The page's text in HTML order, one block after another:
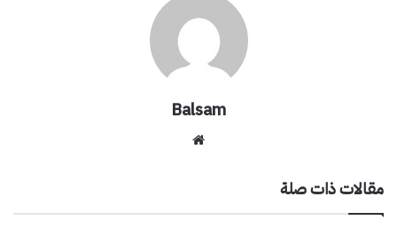
Balsam
مقالات ذات صلة